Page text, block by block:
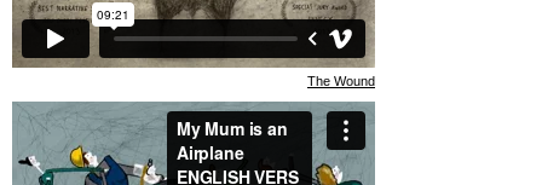
The Wound